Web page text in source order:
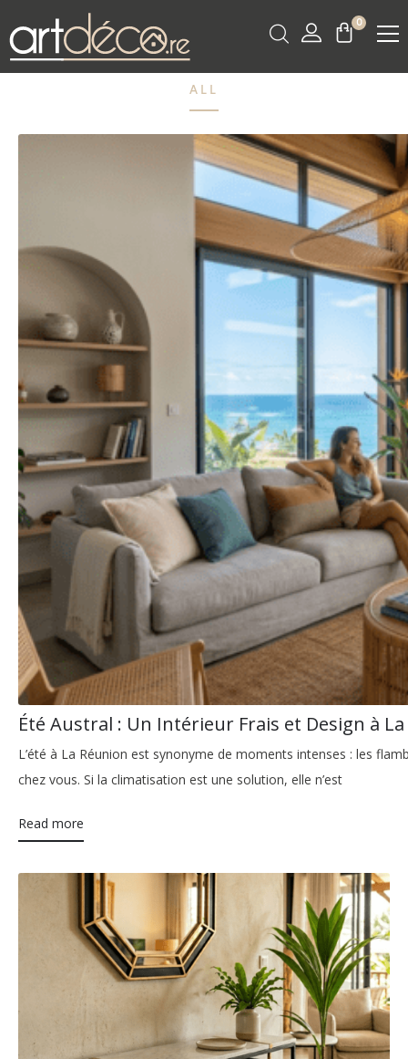
0
ALL
Été Austral : Un Intérieur Frais et Design à
L’été à La Réunion est synonyme de moments intenses : les
chez vous. Si la climatisation est une solution, elle n’est
Read more